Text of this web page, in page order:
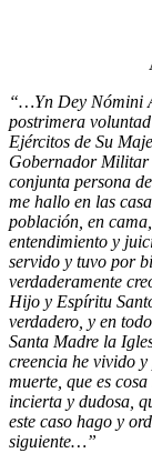
“…Yn Dey Nómini
postrimera
Ejércitos de Su
Gobernador Militar
conjunta persona
me hallo en las
población, en
entendimiento y
servido y tuvo por
verdaderamente
Hijo y Espíritu
verdadero, y en
Santa Madre la
creencia he vivido
muerte, que es
incierta y dudosa,
este caso hago y
siguiente…”